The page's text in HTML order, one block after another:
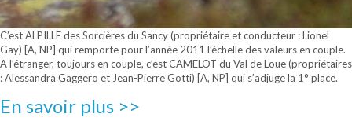
C’est ALPILLE des Sorcières du Sancy (propriétaire et conducteur : Lionel
Gay) [A, NP] qui remporte pour l’année 2011 l’échelle des valeurs en couple.
A l’étranger, toujours en couple, c’est CAMELOT du Val de Loue (propriétaires
: Alessandra Gaggero et Jean-Pierre Gotti) [A, NP] qui s’adjuge la 1° place.
En savoir plus >>